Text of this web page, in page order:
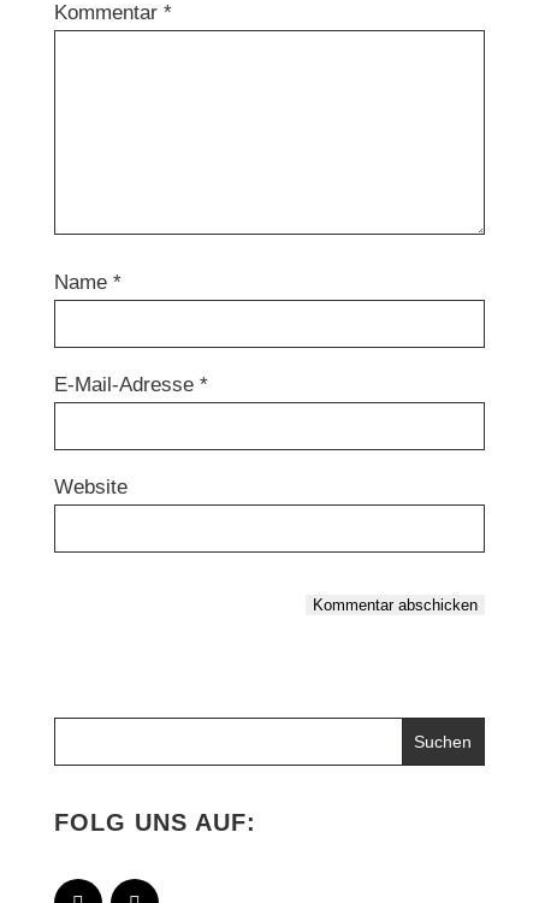
Kommentar *
Name *
E-Mail-Adresse *
Website
Kommentar abschicken
FOLG UNS AUF: